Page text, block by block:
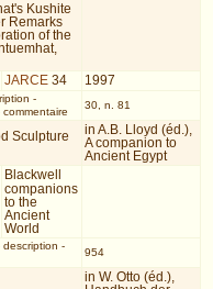
Kushite
Remarks
of the
JARCE 34 1997
-
commentaire
30, n. 81
Sculpture
in A.B. Lloyd (éd.),
A companion to
Ancient Egypt
Blackwell
companions
to the
Ancient
World
description -
954
in W. Otto (éd.),